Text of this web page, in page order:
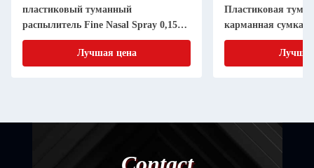
пластиковый туманный
распылитель Fine Nasal Spray 0,15cc
24mm 20mm
Лучшая цена
Пластиковая
карманная сумка
чистый